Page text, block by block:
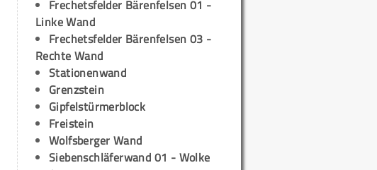
Frechetsfelder Bärenfelsen 01 -
Linke Wand
Frechetsfelder Bärenfelsen 03 -
Rechte Wand
Stationenwand
Grenzstein
Gipfelstürmerblock
Freistein
Wolfsberger Wand
Siebenschläferwand 01 - Wolke